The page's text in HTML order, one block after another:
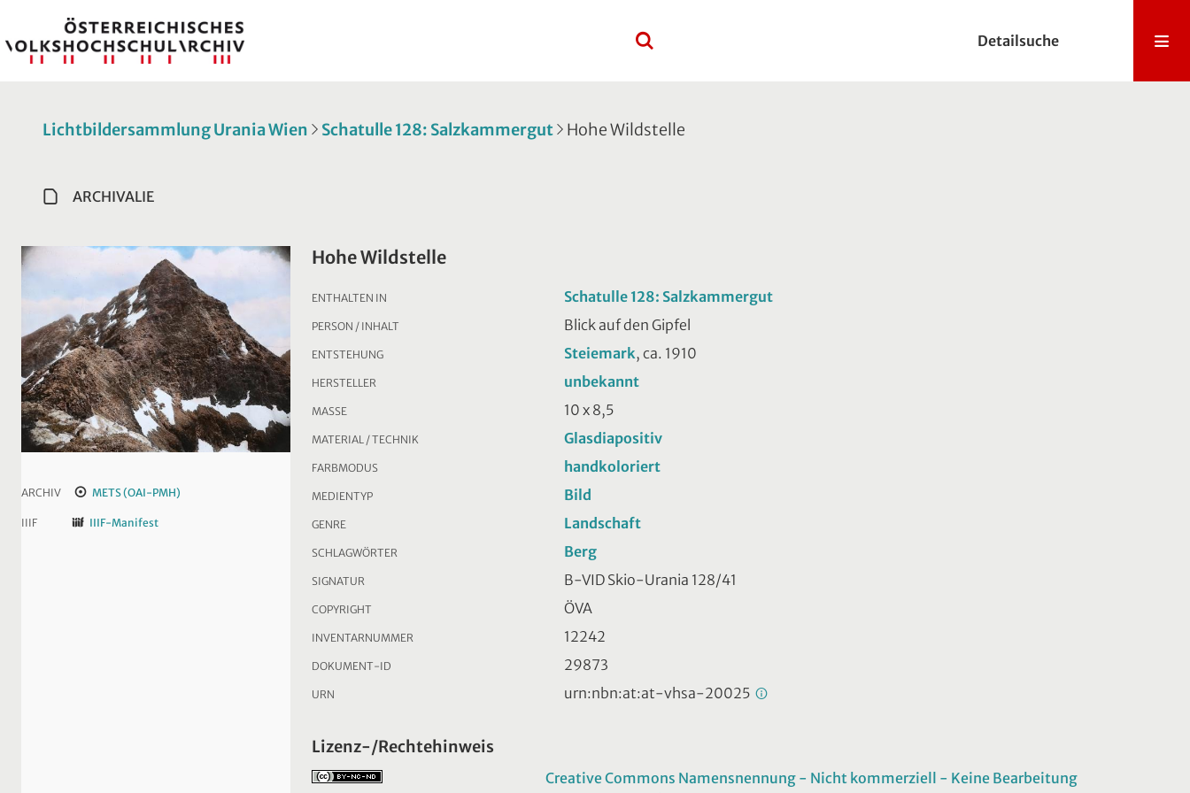
Detailsuche
Lichtbildersammlung Urania Wien Schatulle 128: Salzkammergut Hohe Wildstelle
ARCHIVALIE
ARCHIV METS (OAI-PMH)
IIIF IIIF-Manifest
Hohe Wildstelle
ENTHALTEN IN Schatulle 128: Salzkammergut
PERSON / INHALT Blick auf den Gipfel
ENTSTEHUNG Steiemark, ca. 1910
HERSTELLER unbekannt
MASSE 10 x 8,5
MATERIAL / TECHNIK Glasdiapositiv
FARBMODUS handkoloriert
MEDIENTYP Bild
GENRE Landschaft
SCHLAGWÖRTER Berg
SIGNATUR B-VID Skio-Urania 128/41
COPYRIGHT ÖVA
INVENTARNUMMER 12242
DOKUMENT-ID 29873
URN urn:nbn:at:at-vhsa-20025
Lizenz-/Rechtehinweis
Creative Commons Namensnennung - Nicht kommerziell - Keine Bearbeitung